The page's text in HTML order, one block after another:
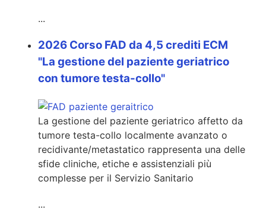
...
2026 Corso FAD da 4,5 crediti ECM
"La gestione del paziente geriatrico
con tumore testa-collo"
La gestione del paziente geriatrico affetto da
tumore testa-collo localmente avanzato o
recidivante/metastatico rappresenta una delle
sfide cliniche, etiche e assistenziali più
complesse per il Servizio Sanitario
...